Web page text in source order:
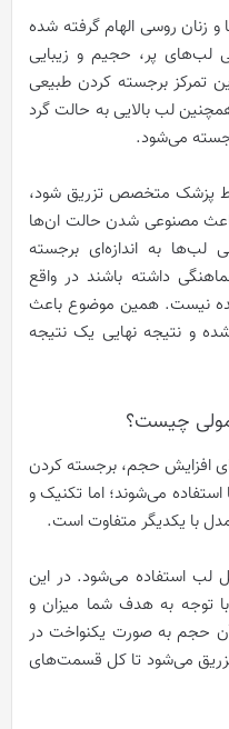
زنان روسی الهام گرفته شده
لب‌های پر، حجیم و زیبایی
تمرکز برجسته کردن طبیعی
لب بالایی به حالت گرد
می‌شود.
پزشک متخصص تزریق شود،
باعث مصنوعی شدن حالت ان‌ها
به اندازه‌ای برجسته
داشته باشند در واقع
نیست. همین موضوع باعث
و نتیجه نهایی یک نتیجه
چیست؟
افزایش حجم، برجسته کردن
می‌شوند؛ اما تکنیک و
با یکدیگر متفاوت است.
لب استفاده می‌شود. در این
توجه به هدف شما میزان و
حجم به صورت یکنواخت در
می‌شود تا کل قسمت‌های